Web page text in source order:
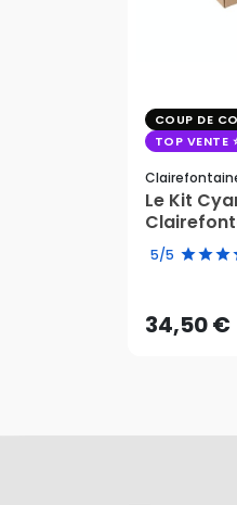
COUP DE
TOP VENTE
Le Kit
5/5
34,50 €
34,50 €